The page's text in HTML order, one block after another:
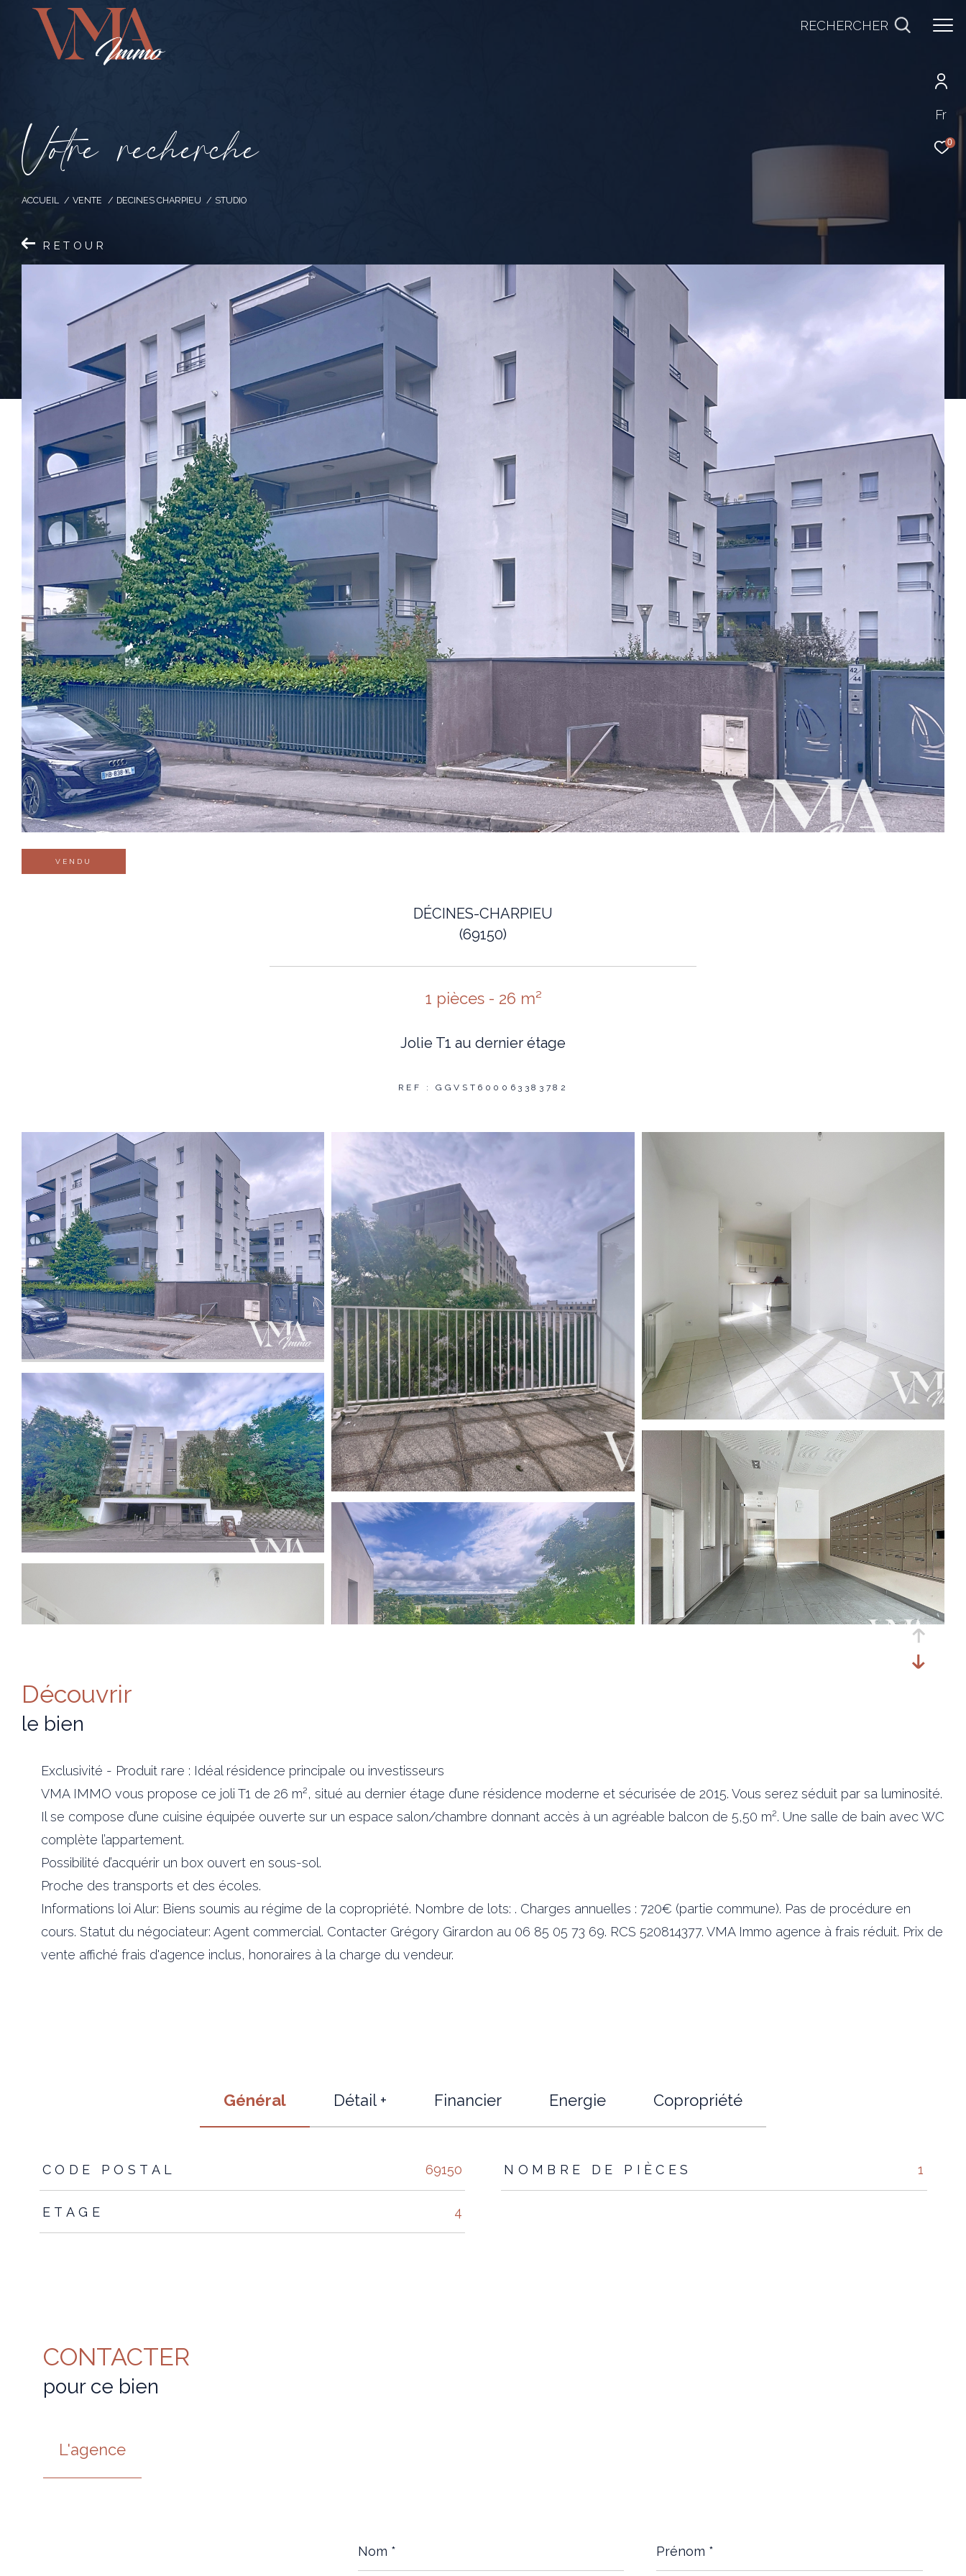
Fr
0
RECHERCHER
Votre recherche
ACCUEIL VENTE DECINES CHARPIEU STUDIO
RETOUR
VENDU
DÉCINES-CHARPIEU
(69150)
1 pièces - 26 m²
Jolie T1 au dernier étage
REF : GGVST600063383782
découvrir
le bien
Exclusivité - Produit rare : Idéal résidence principale ou investisseurs
VMA IMMO vous propose ce joli T1 de 26 m², situé au dernier étage d’une résidence moderne et sécurisée de 2015. Vous serez séduit par sa luminosité.
Il se compose d’une cuisine équipée ouverte sur un espace salon/chambre donnant accès à un agréable balcon de 5,50 m². Une salle de bain avec WC
complète l’appartement.
Possibilité d’acquérir un box ouvert en sous-sol.
Proche des transports et des écoles.
Informations loi Alur: Biens soumis au régime de la copropriété. Nombre de lots: . Charges annuelles : 720€ (partie commune). Pas de procédure en
cours. Statut du négociateur: Agent commercial. Contacter Grégory Girardon au 06 85 05 73 69. RCS 520814377. VMA Immo agence à frais réduit. Prix de
vente affiché frais d'agence inclus, honoraires à la charge du vendeur.
Général Détail + Financier Energie Copropriété
TRAD_ZEPHYR_Caracteristique
CODE POSTAL 69150 NOMBRE DE PIÈCES 1
ETAGE 4
CONTACTER
pour ce bien
L'agence
*
*